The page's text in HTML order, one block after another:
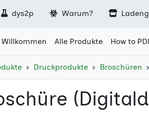
dys2p Warum?
Willkommen Alle Produkte How to
Druckprodukte Broschüren